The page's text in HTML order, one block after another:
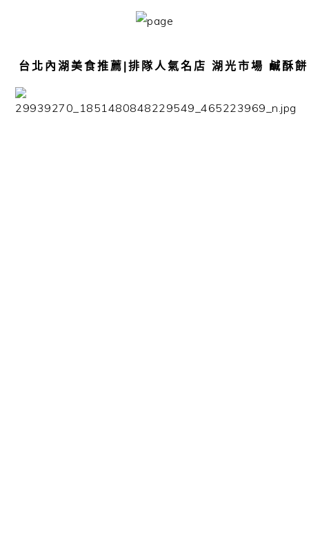
台北內湖美食推薦|排隊人氣名店 湖光市場 鹹酥